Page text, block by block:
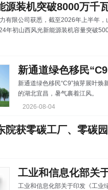
源装机突破8000万千
有限公司获悉，截至2026年上半年
年初山西风光新能源装机容量突破
。 新能源大规模并网，离不开坚强
新通道绿色移民
新通道绿色移民“C9”抽芽展叶焕新生 本网讯（唐东军 颜怡霏 杨明东）进
的湖北宜昌，暑气裹着江风。 在长江与黄柏河交汇的平湖半岛上，宜昌市城市园
林绿化建设管护中心李运雄抬
树，是在三峡水运新通道工程葛
葛
2026-08-04
院获零碳工厂、零碳
工业和信息化部关于印发《工业